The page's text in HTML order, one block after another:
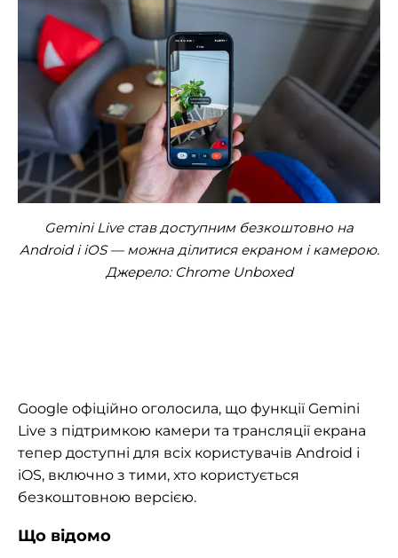
Gemini Live став доступним безкоштовно на
Android і iOS — можна ділитися екраном і камерою.
Джерело: Chrome Unboxed
Google офіційно оголосила, що функції Gemini
Live з підтримкою камери та трансляції екрана
тепер доступні для всіх користувачів Android і
iOS, включно з тими, хто користується
безкоштовною версією.
Що відомо